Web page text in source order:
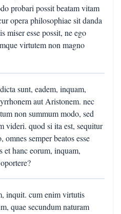
probari possit beatam vitam
opera philosophiae sit danda
miser esse possit, ne ego
virtutem non magno
sunt, eadem, inquam,
aut Aristonem. nec
non summum modo, sed
videri. quod si ita est, sequitur
semper beatos esse
et hanc eorum, inquam,
inquit. cum enim virtutis
quae secundum naturam